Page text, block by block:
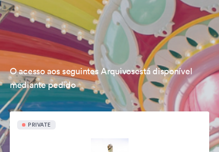
O acesso aos seguintes Arquivosestá disponível
mediante pedido
PRIVATE